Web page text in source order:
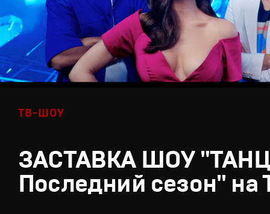
ТВ-ШОУ
ЗАСТАВКА ШОУ
Последний сезон" на